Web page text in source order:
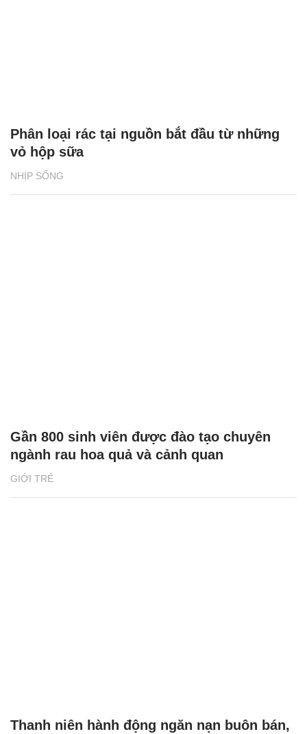
NHỊP SỐNG
Phân loại rác tại nguồn bắt đầu từ những
vỏ hộp sữa
GIỚI TRẺ
Gần 800 sinh viên được đào tạo chuyên
ngành rau hoa quả và cảnh quan
Thanh niên hành động ngăn nạn buôn bán,